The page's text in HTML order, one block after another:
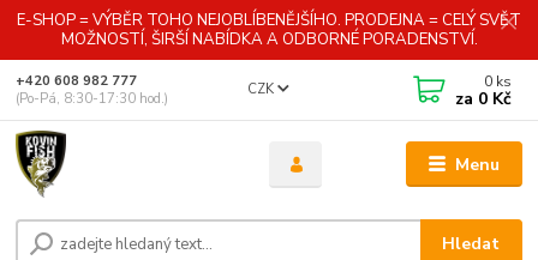
E-SHOP = VÝBĚR TOHO NEJOBLÍBENĚJŠÍHO. PRODEJNA = CELÝ SVĚT
MOŽNOSTÍ, ŠIRŠÍ NABÍDKA A ODBORNÉ PORADENSTVÍ.
Menu
CZK
Hledat
+420 608 982 777
(Po-Pá, 8:30-17:30 hod.)
0 ks
za 0 Kč